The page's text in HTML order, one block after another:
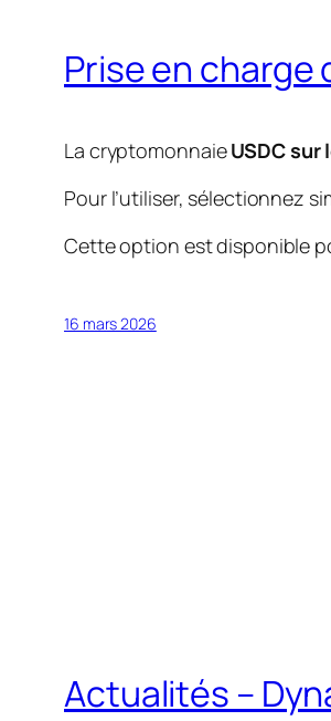
Prise en charge
La cryptomonnaieUSDC
Pour l’utiliser, sélectionnez
Cette option est disponible
16 mars 2026
Actualités –